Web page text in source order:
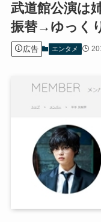
武道館公演は
振替→ゆっく
広告 エンタメ